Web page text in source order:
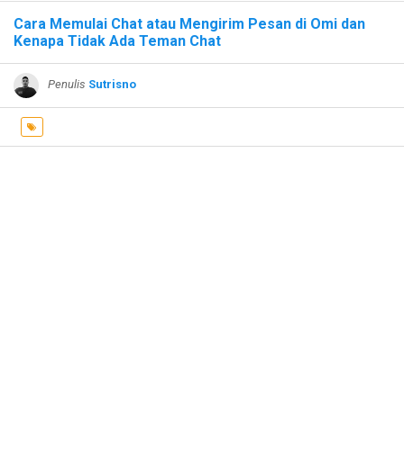
Cara Memulai Chat atau Mengirim Pesan di Omi dan
Kenapa Tidak Ada Teman Chat
Penulis Sutrisno